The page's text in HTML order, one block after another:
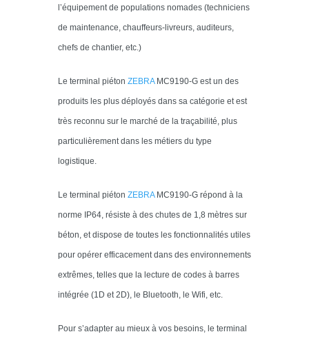
l’équipement de populations nomades (techniciens
de maintenance, chauffeurs-livreurs, auditeurs,
chefs de chantier, etc.)
Le terminal piéton ZEBRAMC9190-G est un des
produits les plus déployés dans sa catégorie et est
très reconnu sur le marché de la traçabilité, plus
particulièrement dans les métiers du type
logistique.
Le terminal piéton ZEBRAMC9190-G répond à la
norme IP64, résiste à des chutes de 1,8 mètres sur
béton, et dispose de toutes les fonctionnalités utiles
pour opérer efficacement dans des environnements
extrêmes, telles que la lecture de codes à barres
intégrée (1D et 2D), le Bluetooth, le Wifi, etc.
Pour s’adapter au mieux à vos besoins, le terminal